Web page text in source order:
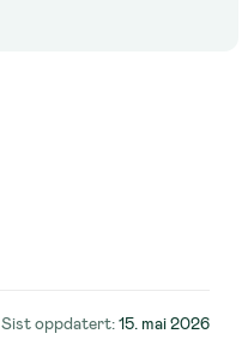
Sist oppdatert:15. mai 2026